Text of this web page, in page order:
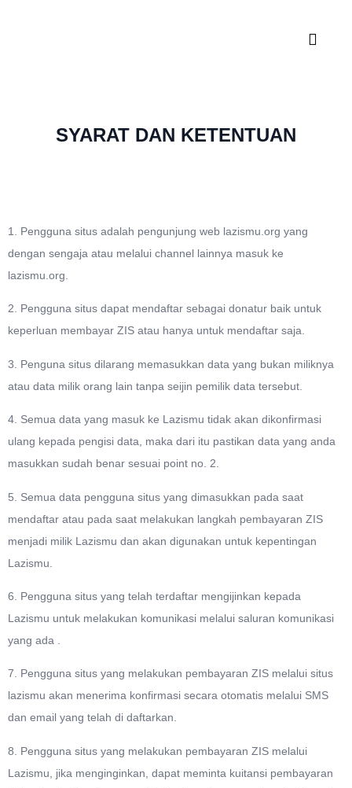
SYARAT DAN KETENTUAN
1. Pengguna situs adalah pengunjung web lazismu.org yang
dengan sengaja atau melalui channel lainnya masuk ke
lazismu.org.
2. Pengguna situs dapat mendaftar sebagai donatur baik untuk
keperluan membayar ZIS atau hanya untuk mendaftar saja.
3. Penguna situs dilarang memasukkan data yang bukan miliknya
atau data milik orang lain tanpa seijin pemilik data tersebut.
4. Semua data yang masuk ke Lazismu tidak akan dikonfirmasi
ulang kepada pengisi data, maka dari itu pastikan data yang anda
masukkan sudah benar sesuai point no. 2.
5. Semua data pengguna situs yang dimasukkan pada saat
mendaftar atau pada saat melakukan langkah pembayaran ZIS
menjadi milik Lazismu dan akan digunakan untuk kepentingan
Lazismu.
6. Pengguna situs yang telah terdaftar mengijinkan kepada
Lazismu untuk melakukan komunikasi melalui saluran komunikasi
yang ada .
7. Pengguna situs yang melakukan pembayaran ZIS melalui situs
lazismu akan menerima konfirmasi secara otomatis melalui SMS
dan email yang telah di daftarkan.
8. Pengguna situs yang melakukan pembayaran ZIS melalui
Lazismu, jika menginginkan, dapat meminta kuitansi pembayaran